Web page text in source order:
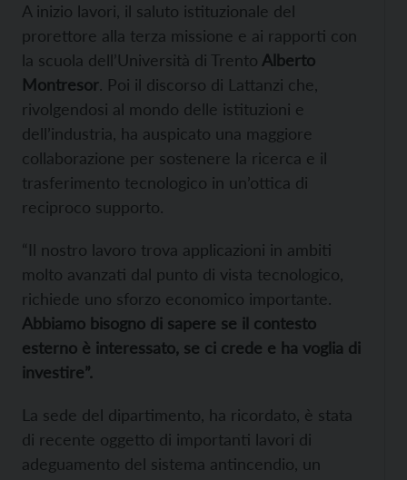
A inizio lavori, il saluto istituzionale del
prorettore alla terza missione e ai rapporti con
la scuola dell’Università di Trento Alberto
Montresor. Poi il discorso di Lattanzi che,
rivolgendosi al mondo delle istituzioni e
dell’industria, ha auspicato una maggiore
collaborazione per sostenere la ricerca e il
trasferimento tecnologico in un’ottica di
reciproco supporto.
“Il nostro lavoro trova applicazioni in ambiti
molto avanzati dal punto di vista tecnologico,
richiede uno sforzo economico importante.
Abbiamo bisogno di sapere se il contesto
esterno è interessato, se ci crede e ha voglia di
investire”.
La sede del dipartimento, ha ricordato, è stata
di recente oggetto di importanti lavori di
adeguamento del sistema antincendio, un